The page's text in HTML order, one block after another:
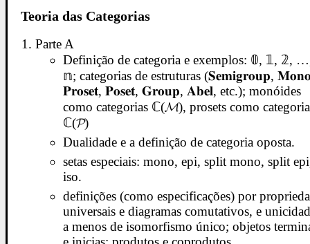
Teoria das Categorias
Parte A
Definição de categoria e exemplos: 𝟘, 𝟙, 𝟚,
𝕟; categorias de estruturas (𝐒𝐞𝐦𝐢𝐠𝐫𝐨𝐮𝐩,
𝐏𝐫𝐨𝐬𝐞𝐭, 𝐏𝐨𝐬𝐞𝐭, 𝐆𝐫𝐨𝐮𝐩, 𝐀𝐛𝐞𝐥, etc.); monóides
como categorias ℂ(𝓜), prosets como
ℂ(𝓟)
Dualidade e a definição de categoria oposta.
setas especiais: mono, epi, split mono, split
iso.
definições (como especificações) por
universais e diagramas comutativos, e
a menos de isomorfismo único; objetos